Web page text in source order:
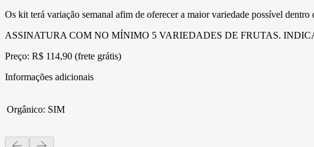
Os kit terá variação semanal afim de oferecer a maior variedade possível dentro
ASSINATURA COM NO MÍNIMO 5 VARIEDADES DE FRUTAS.
Preço: R$ 114,90 (frete grátis)
Informações adicionais
Orgânico: SIM